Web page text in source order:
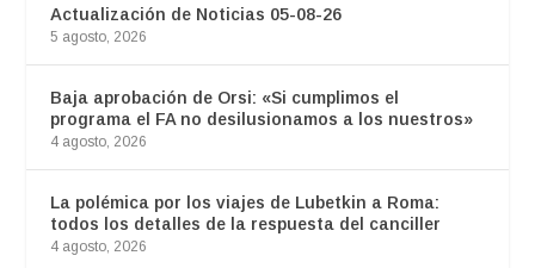
Actualización de Noticias 05-08-26
5 agosto, 2026
Baja aprobación de Orsi: «Si cumplimos el
programa el FA no desilusionamos a los nuestros»
4 agosto, 2026
La polémica por los viajes de Lubetkin a Roma:
todos los detalles de la respuesta del canciller
4 agosto, 2026